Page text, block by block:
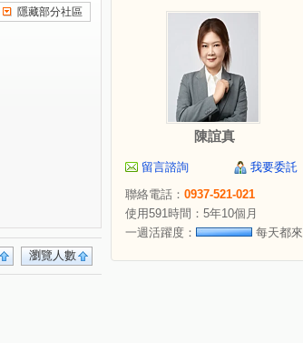
隱藏部分社區
瀏覽人數
陳誼真
留言諮詢
我要委託
聯絡電話： 0937-521-021
使用591時間：5年10個月
一週活躍度：
每天都來